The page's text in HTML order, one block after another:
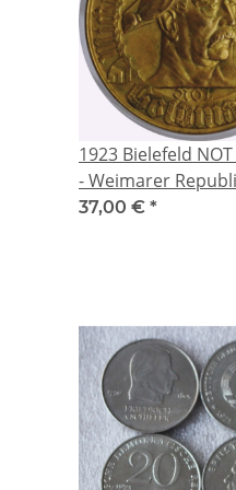
1923 Bielefeld
- Weimarer
Notmünze -
37,00 € *